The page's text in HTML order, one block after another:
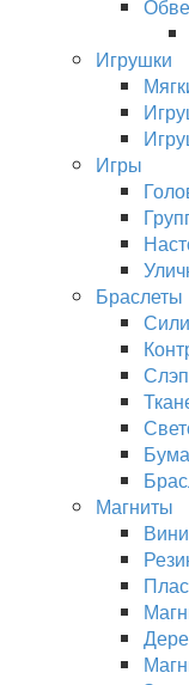
Игрушки
Игры
Браслеты
Магниты